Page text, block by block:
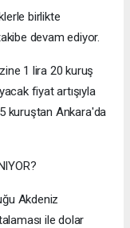
birlikte
devam ediyor.
1 lira 20 kuruş
fiyat artışıyla
kuruştan Ankara'da
Akdeniz
ile dolar